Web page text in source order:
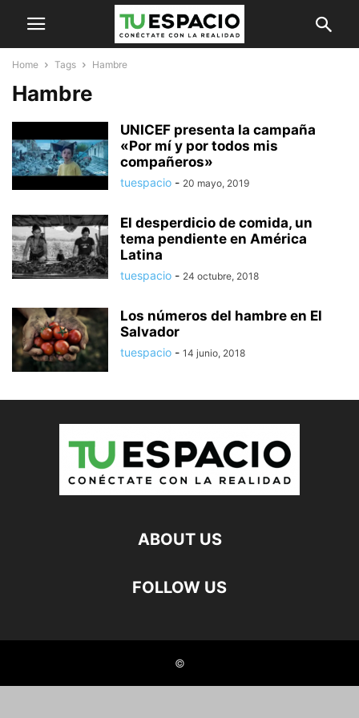
Home Tags Hambre
Hambre
UNICEF presenta la campaña
«Por mí y por todos mis
compañeros»
tuespacio - 20 mayo, 2019
El desperdicio de comida, un
tema pendiente en América
Latina
tuespacio - 24 octubre, 2018
Los números del hambre en El
Salvador
tuespacio - 14 junio, 2018
ABOUT US
FOLLOW US
©